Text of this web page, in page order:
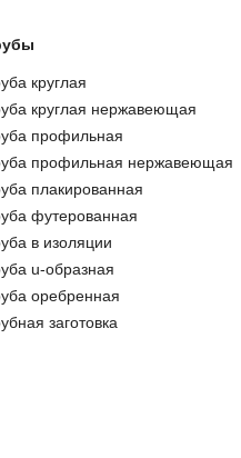
круглая
круглая нержавеющая
профильная
профильная нержавеющая
плакированная
футерованная
в изоляции
u-образная
оребренная
заготовка